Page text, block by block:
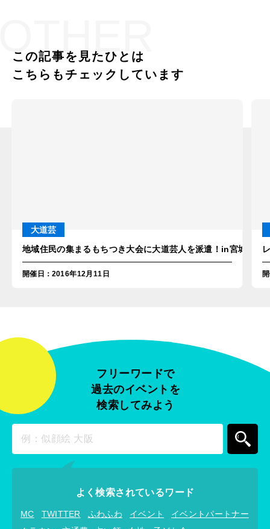
この記事を見たひとは
こちらもチェックしています
大道芸
地域住民の集まるもちつき大会に大道芸人を派遣！in宮城県亘
開催日 ：2016年12月11日
フリーワードで
過去のイベントを
検索してみよう
よく検索されているワード
MC TWITTER ふわふわ イベント
イベントパートナー